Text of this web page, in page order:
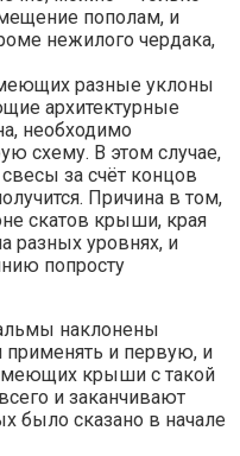
пополам, и
нежилого чердака,
разные уклоны
архитектурные
необходимо
схему. В этом случае,
за счёт концов
Причина в том,
скатов крыши, края
разных уровнях, и
попросту
наклонены
и первую, и
крыши с такой
и заканчивают
было сказано в начале